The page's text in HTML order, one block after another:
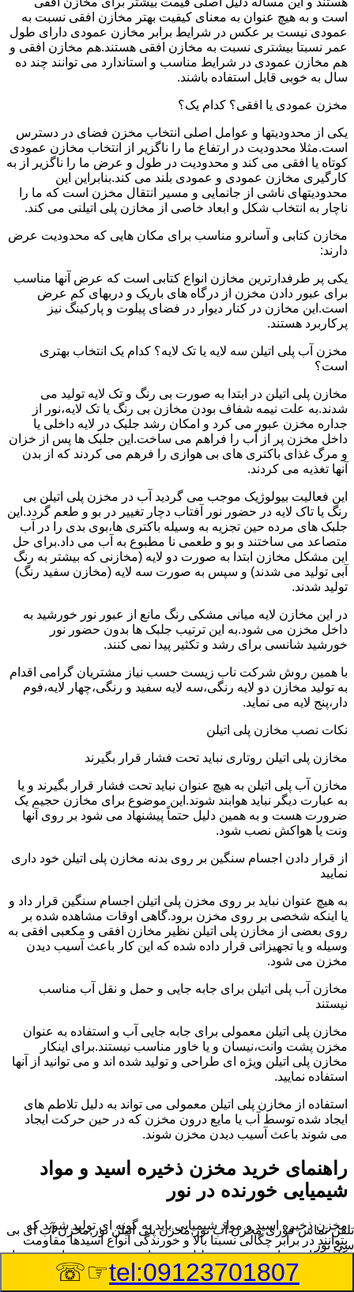
است و به هیچ عنوان به معنای کیفیت بهتر مخازن افقی نسبت به
عمودی نیست بر عکس در شرایط برابر مخازن عمودی دارای طول
عمر نسبتا بیشتری نسبت به مخازن افقی هستند.هم مخازن افقی و
هم مخازن عمودی در شرایط مناسب و استاندارد می توانند چند ده
سال به خوبی قابل استفاده باشند.
مخزن عمودی یا افقی؟ کدام یک؟
یکی از محدودیتها و عوامل اصلی انتخاب مخزن فضای در دسترس
است.مثلا محدودیت در ارتفاع ما را ناگزیر از انتخاب مخازن عمودی
کوتاه یا افقی می کند و محدودیت در طول و عرض ما را ناگزیر از به
کارگیری مخازن عمودی و عمودی بلند می کند.بنابراین این
محدودیتهای ناشی از جانمایی و مسیر انتقال مخزن است که ما را
ناچار به انتخاب شکل و ابعاد خاصی از مخازن پلی اتیلنی می کند.
مخازن کتابی و آسانرو مناسب برای مکان هایی که محدودیت عرض
دارند:
یکی پر طرفدارترین مخازن انواع کتابی است که عرض آنها مناسب
برای عبور دادن مخزن از درگاه های باریک و دربهای کم عرض
است.این مخازن در کنار دیوار در فضای پیلوت و پارکینگ نیز
پرکاربرد هستند.
مخزن آب پلی اتیلن سه لایه یا تک لایه؟ کدام یک انتخاب بهتری
است؟
مخازن پلی اتیلن در ابتدا به صورت بی رنگ و تک لایه تولید می
شدند.به علت نیمه شفاف بودن مخازن بی رنگ یا تک لایه،نور از
جداره مخزن عبور می کرد و امکان رشد جلبک در لایه داخلی یا
داخل مخزن پر از آب را فراهم می ساخت.این جلبک ها پس از خزان
و مرگ غذای باکتری های بی هوازی را فرهم می کردند که از بدن
آنها تغذیه می کردند.
این فعالیت بیولوژیک موجب می گردید آب در مخزن پلی اتیلن بی
رنگ یا تاک لایه در حضور نور آفتاب دچار تغییر در بو و طعم گردد.این
جلبک های مرده حین تجزیه به وسیله باکتری ها،بوی بدی را در آب
متصاعد می ساختند و بو و طعمی نا مطبوع به آب می داد.برای حل
این مشکل مخازن ابتدا به صورت دو لایه (مخازنی که بیشتر به رنگ
آبی تولید می شدند) و سپس به صورت سه لایه (مخازن سفید رنگ)
تولید شدند.
در این مخازن لایه میانی مشکی رنگ مانع از عبور نور خورشید به
داخل مخزن می شود.به این ترتیب جلبک ها بدون حضور نور
خورشید شانسی برای رشد و تکثیر پیدا نمی کنند.
با همین روش شرکت ناب زیست حسب نیاز مشتریان گرامی اقدام
به تولید مخازن دو لایه رنگی،سه لایه سفید و رنگی،چهار لایه،فوم
دار،پنج لایه می نماید.
نکات نصب مخازن پلی اتیلن
مخازن پلی اتیلن روتاری نباید تحت فشار قرار بگیرند
مخازن آب پلی اتیلن به هیچ عنوان نباید تحت فشار قرار بگیرند و یا
به عبارت دیگر نباید هوابند شوند.این موضوع برای مخازن حجیم یک
ضرورت هست و به همین دلیل حتماً پیشنهاد می شود بر روی آنها
ونت یا هواکش نصب شود.
از قرار دادن اجسام سنگین بر روی بدنه مخازن پلی اتیلن خود داری
نمایید
به هیچ عنوان نباید بر روی مخزن پلی اتیلن اجسام سنگین قرار داد و
یا اینکه شخصی بر روی مخزن برود.گاهی اوقات مشاهده شده بر
روی بعضی از مخازن پلی اتیلن نظیر مخازن افقی و مکعبی افقی به
وسیله و یا تجهیزاتی قرار داده شده که این کار باعث آسیب دیدن
مخزن می شود.
مخازن آب پلی اتیلن برای جابه جایی و حمل و نقل آب مناسب
نیستند
مخازن پلی اتیلن معمولی برای جابه جایی آب و استفاده به عنوان
مخزن پشت وانت،نیسان و یا خاور مناسب نیستند.برای اینکار
مخازن پلی اتیلن ویژه ای طراحی و تولید شده اند و می توانید از آنها
استفاده نمایید.
استفاده از مخازن پلی اتیلن معمولی می تواند به دلیل تلاطم های
ایجاد شده توسط آب یا مایع درون مخزن که در حین حرکت ایجاد
می شوند باعث آسیب دیدن مخزن شوند.
راهنمای خرید مخزن ذخیره اسید و مواد
شیمیایی خورنده در نور
مخزن ذخیره اسید و مواد شیمیایی باید به گونه ای تولید شوند که
بتوانند در برابر چگالی نسبتا بالا و خورندگی انواع اسیدها مقاومت
کافی داشته باشند.به همین دلیل نمی توان در هر مخزنی اسید و مواد
شیمیایی را ذخیره کرد.
تلفن تماس فوریمخزن آب نور,مخزن پلی اتیلن نور,مخزن آب ای بی
سی نور
tel:09123701807
☞☏